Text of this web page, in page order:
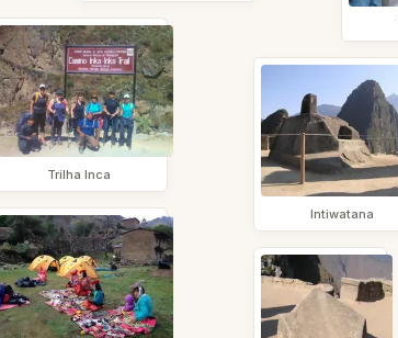
Trilha Inca
Intiwatana